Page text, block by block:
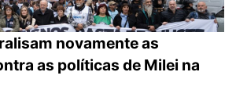
novamente as
as políticas de Milei na